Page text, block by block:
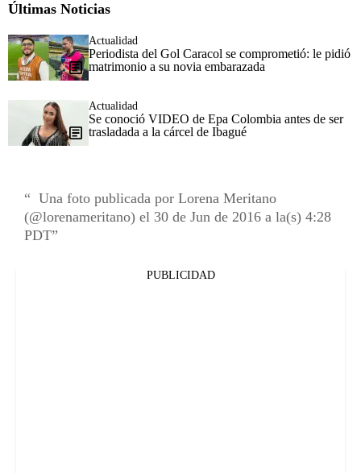
Últimas Noticias
Actualidad
Periodista del Gol Caracol se comprometió: le pidió
matrimonio a su novia embarazada
Actualidad
Se conoció VIDEO de Epa Colombia antes de ser
trasladada a la cárcel de Ibagué
Una foto publicada por Lorena Meritano
(@lorenameritano) el 30 de Jun de 2016 a la(s) 4:28
PDT
PUBLICIDAD